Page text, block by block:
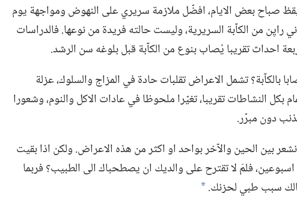
صباح بعض الايام،‏ افضّل ملازمة سريري على النهوض ومواجهة يوم
رايِن من الكآبة السريرية،‏ وليست حالته فريدة من نوعها.‏ فالدراسات
احداث تقريبا يُصاب بنوع من الكآبة قبل بلوغه سن الرشد.‏
بالكآبة؟‏ تشمل الاعراض تقلبات حادة في المزاج والسلوك،‏ عزلة
بكل النشاطات تقريبا،‏ تغيّرا ملحوظا في عادات الاكل والنوم،‏ وشعورا
دون مبرّر.‏
بين الحين والآخر بواحد او اكثر من هذه الاعراض.‏ ولكن اذا بقيت
فلمَ لا تقترح على والديك ان يصطحباك الى الطبيب؟‏ فربما
سبب طبي لحزنك.‏ *